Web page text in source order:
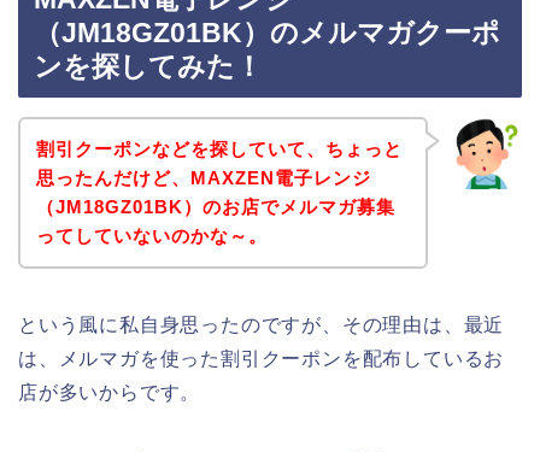
（JM18GZ01BK）のメルマガクーポ
ンを探してみた！
割引クーポンなどを探していて、ちょっと
思ったんだけど、MAXZEN電子レンジ
（JM18GZ01BK）のお店でメルマガ募集
ってしていないのかな～。
という風に私自身思ったのですが、その理由は、最近
は、メルマガを使った割引クーポンを配布しているお
店が多いからです。